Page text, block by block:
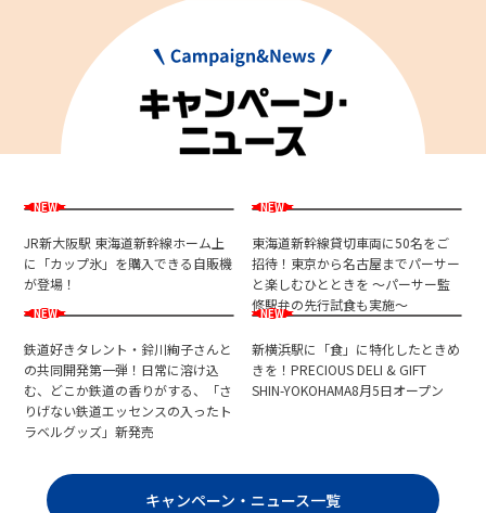
JR新大阪駅 東海道新幹線ホーム上
に「カップ氷」を購入できる自販機
が登場！
東海道新幹線貸切車両に50名をご
招待！東京から名古屋までパーサー
と楽しむひとときを ～パーサー監
修駅弁の先行試食も実施～
鉄道好きタレント・鈴川絢子さんと
の共同開発第一弾！日常に溶け込
む、どこか鉄道の香りがする、「さ
りげない鉄道エッセンスの入ったト
ラベルグッズ」新発売
新横浜駅に「食」に特化したときめ
きを！PRECIOUS DELI & GIFT
SHIN-YOKOHAMA8月5日オープン
キャンペーン・ニュース一覧